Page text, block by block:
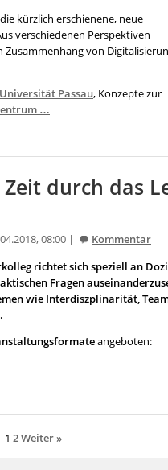
kürzlich erschienene, neue
verschiedenen Perspektiven
von
Passau, Konzepte zur
…
durch das
08:00 | Kommentar
richtet sich speziell an
Fragen
wie Interdiszplinarität,
angeboten:
1 2Weiter »